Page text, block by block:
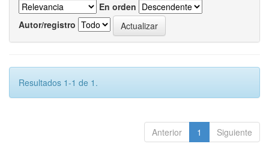
En orden
Autor/registro
Resultados 1-1 de 1.
Anterior 1 Siguiente